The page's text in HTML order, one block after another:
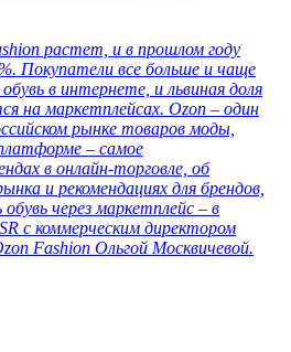
растет, и в прошлом году
Покупатели все больше и чаще
в интернете, и львиная доля
на маркетплейсах. Ozon – один
рынке товаров моды,
– самое
в онлайн-торговле, об
и рекомендациях для брендов,
через маркетплейс – в
с коммерческим директором
Fashion Ольгой Москвичевой.